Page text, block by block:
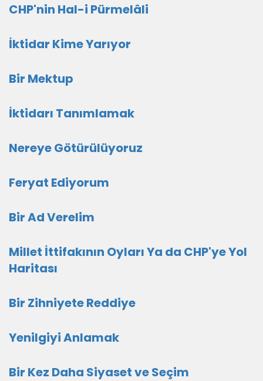
CHP'nin Hal-i Pürmelâli
İktidar Kime Yarıyor
Bir Mektup
İktidarı Tanımlamak
Nereye Götürülüyoruz
Feryat Ediyorum
Bir Ad Verelim
Millet İttifakının Oyları Ya da CHP'ye Yol
Haritası
Bir Zihniyete Reddiye
Yenilgiyi Anlamak
Bir Kez Daha Siyaset ve Seçim